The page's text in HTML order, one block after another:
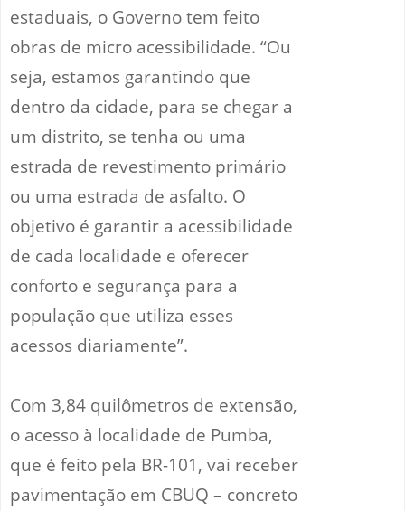
estaduais, o Governo tem feito
obras de micro acessibilidade. “Ou
seja, estamos garantindo que
dentro da cidade, para se chegar a
um distrito, se tenha ou uma
estrada de revestimento primário
ou uma estrada de asfalto. O
objetivo é garantir a acessibilidade
de cada localidade e oferecer
conforto e segurança para a
população que utiliza esses
acessos diariamente”.
Com 3,84 quilômetros de extensão,
o acesso à localidade de Pumba,
que é feito pela BR-101, vai receber
pavimentação em CBUQ – concreto